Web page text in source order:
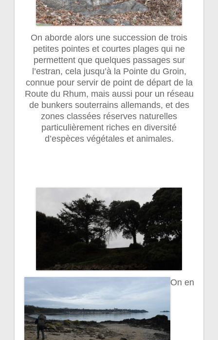
On aborde alors une succession de trois
petites pointes et courtes plages qui ne
permettent que quelques passages sur
l’estran, cela jusqu’à la Pointe du Groin,
connue pour servir de point de départ de la
Route du Rhum, mais aussi pour un réseau
de bunkers souterrains allemands, et des
zones classées réserves naturelles
particulièrement riches en diversité
d’espèces végétales et animales.
On en